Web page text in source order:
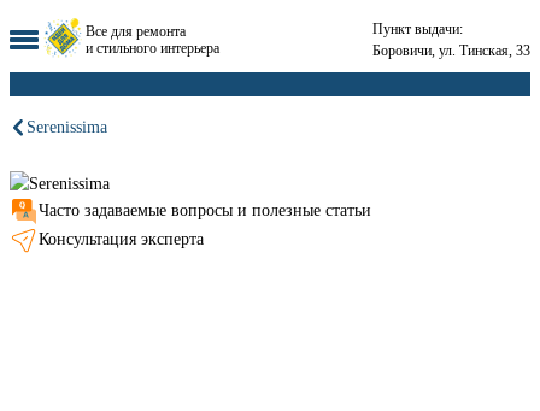
Все для ремонта
и стильного интерьера
Пункт выдачи:
Боровичи, ул. Тинская, 33
Serenissima
Часто задаваемые вопросы и полезные статьи
Консультация эксперта